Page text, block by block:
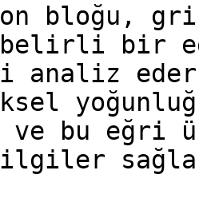
bloğu,
belirli bir
analiz
ve bu eğri
bilgiler